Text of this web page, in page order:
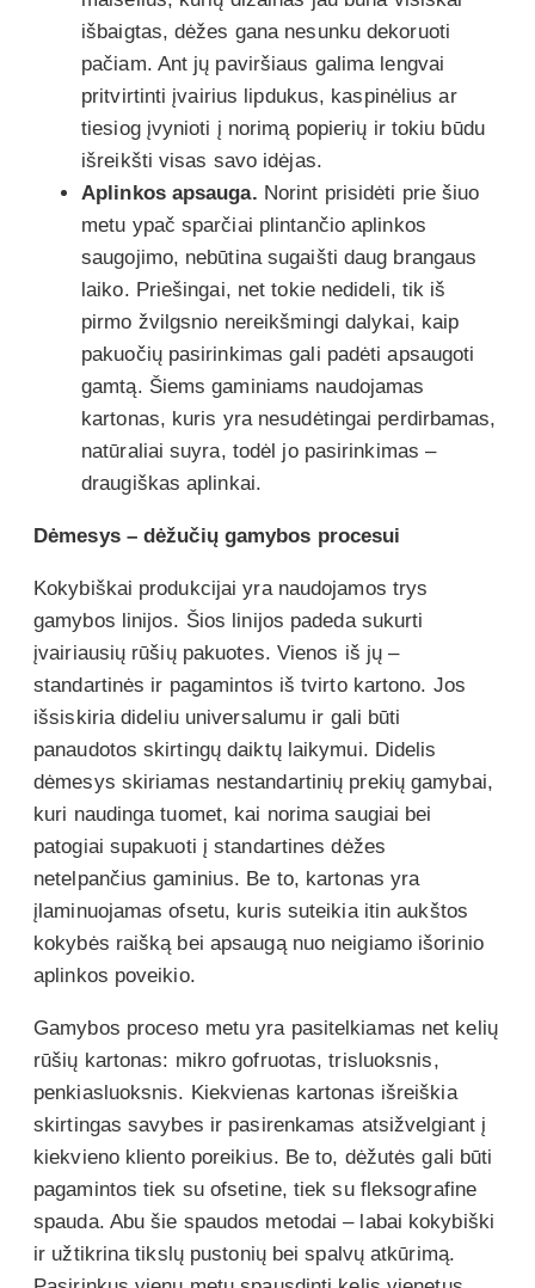
išbaigtas, dėžes gana nesunku dekoruoti
pačiam. Ant jų paviršiaus galima lengvai
pritvirtinti įvairius lipdukus, kaspinėlius ar
tiesiog įvynioti į norimą popierių ir tokiu būdu
išreikšti visas savo idėjas.
Aplinkos apsauga. Norint prisidėti prie šiuo
metu ypač sparčiai plintančio aplinkos
saugojimo, nebūtina sugaišti daug brangaus
laiko. Priešingai, net tokie nedideli, tik iš
pirmo žvilgsnio nereikšmingi dalykai, kaip
pakuočių pasirinkimas gali padėti apsaugoti
gamtą. Šiems gaminiams naudojamas
kartonas, kuris yra nesudėtingai perdirbamas,
natūraliai suyra, todėl jo pasirinkimas –
draugiškas aplinkai.
Dėmesys – dėžučių gamybos procesui
Kokybiškai produkcijai yra naudojamos trys
gamybos linijos. Šios linijos padeda sukurti
įvairiausių rūšių pakuotes. Vienos iš jų –
standartinės ir pagamintos iš tvirto kartono. Jos
išsiskiria dideliu universalumu ir gali būti
panaudotos skirtingų daiktų laikymui. Didelis
dėmesys skiriamas nestandartinių prekių gamybai,
kuri naudinga tuomet, kai norima saugiai bei
patogiai supakuoti į standartines dėžes
netelpančius gaminius. Be to, kartonas yra
įlaminuojamas ofsetu, kuris suteikia itin aukštos
kokybės raišką bei apsaugą nuo neigiamo išorinio
aplinkos poveikio.
Gamybos proceso metu yra pasitelkiamas net kelių
rūšių kartonas: mikro gofruotas, trisluoksnis,
penkiasluoksnis. Kiekvienas kartonas išreiškia
skirtingas savybes ir pasirenkamas atsižvelgiant į
kiekvieno kliento poreikius. Be to, dėžutės gali būti
pagamintos tiek su ofsetine, tiek su fleksografine
spauda. Abu šie spaudos metodai – labai kokybiški
ir užtikrina tikslų pustonių bei spalvų atkūrimą.